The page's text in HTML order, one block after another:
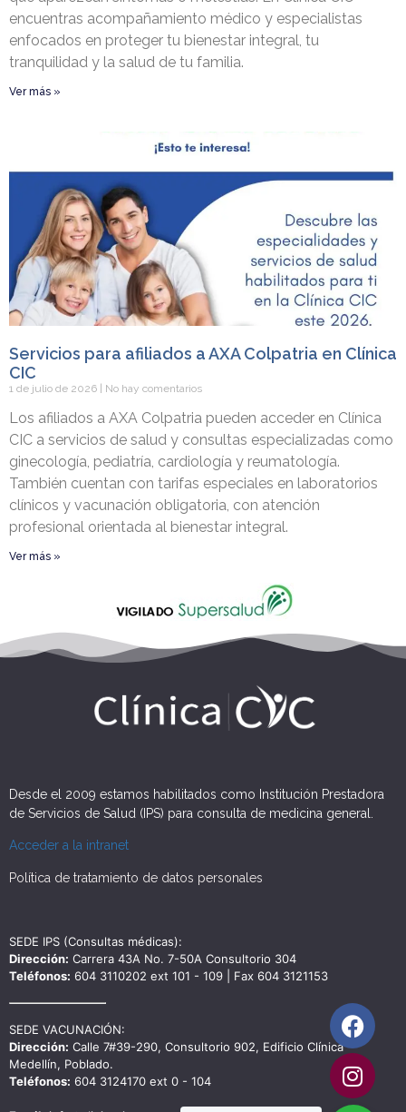
encuentras acompañamiento médico y especialistas
enfocados en proteger tu bienestar integral, tu
tranquilidad y la salud de tu familia.
Ver más »
Servicios para afiliados a AXA Colpatria en Clínica
CIC
1 de julio de 2026 No hay comentarios
Los afiliados a AXA Colpatria pueden acceder en Clínica
CIC a servicios de salud y consultas especializadas como
ginecología, pediatría, cardiología y reumatología.
También cuentan con tarifas especiales en laboratorios
clínicos y vacunación obligatoria, con atención
profesional orientada al bienestar integral.
Ver más »
Desde el 2009 estamos habilitados como Institución Prestadora
de Servicios de Salud (IPS) para consulta de medicina general.
Acceder a la intranet
Política de tratamiento de datos personales
SEDE IPS (Consultas médicas):
Dirección: Carrera 43A No. 7-50A Consultorio 304
Teléfonos: 604 3110202 ext 101 - 109 | Fax 604 3121153
SEDE VACUNACIÓN:
Dirección: Calle 7#39-290, Consultorio 902, Edificio Clínica
Medellín, Poblado.
Teléfonos: 604 3124170 ext 0 - 104